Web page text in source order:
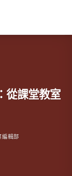
從課堂教室
編輯部